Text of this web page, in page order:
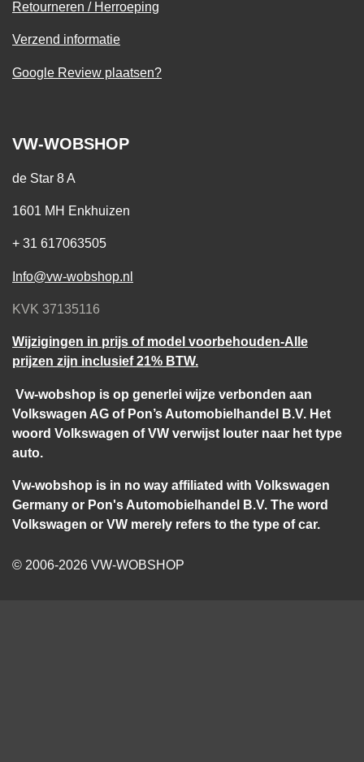
Retourneren / Herroeping
Verzend informatie
Google Review plaatsen?
VW-WOBSHOP
de Star 8 A
1601 MH Enkhuizen
+ 31 617063505
Info@vw-wobshop.nl
KVK 37135116
Wijzigingen in prijs of model voorbehouden-Alle
prijzen zijn inclusief 21% BTW.
Vw-wobshop is op generlei wijze verbonden aan
Volkswagen AG of Pon’s Automobielhandel B.V. Het
woord Volkswagen of VW verwijst louter naar het type
auto.
Vw-wobshop is in no way affiliated with Volkswagen
Germany or Pon's Automobielhandel B.V. The word
Volkswagen or VW merely refers to the type of car.
© 2006-2026 VW-WOBSHOP